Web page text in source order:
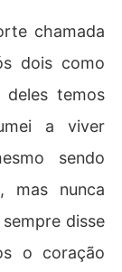
chamada
dois como
deles temos
a viver
sendo
mas nunca
disse
o coração